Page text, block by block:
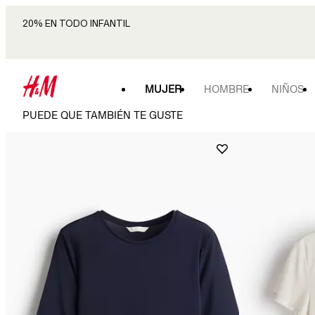
20% EN TODO INFANTIL
MUJER HOMBRE NIÑOS
PUEDE QUE TAMBIÉN TE GUSTE